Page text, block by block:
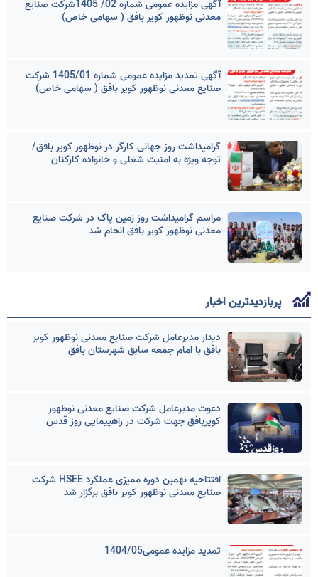
آگهی مزایده عمومی شماره 02/ 1405شرکت صنایع
معدنی نوظهور کویر بافق ( سهامی خاص)
آگهی تمدید مزایده عمومی شماره 1405/01 شرکت
صنایع معدنی نوظهور کویر بافق ( سهامی خاص)
گرامیداشت روز جهانی کارگر در نوظهور کویر بافق/
توجه ویژه به امنیت شغلی و خانواده کارکنان
مراسم گرامیداشت روز زمین پاک در شرکت صنایع
معدنی نوظهور کویر بافق انجام شد
پربازدیدترین اخبار
دیدار مدیرعامل شرکت صنایع معدنی نوظهور کویر
بافق با امام جمعه سابق شهرستان بافق
دعوت مدیرعامل شرکت صنایع معدنی نوظهور
کویربافق جهت شرکت در راهپیمایی روز قدس
افتتاحیه نهمین دوره ممیزی عملکرد HSEE شرکت
صنایع معدنی نوظهور کویر بافق برگزار شد
تمدید مزایده عمومی1404/05